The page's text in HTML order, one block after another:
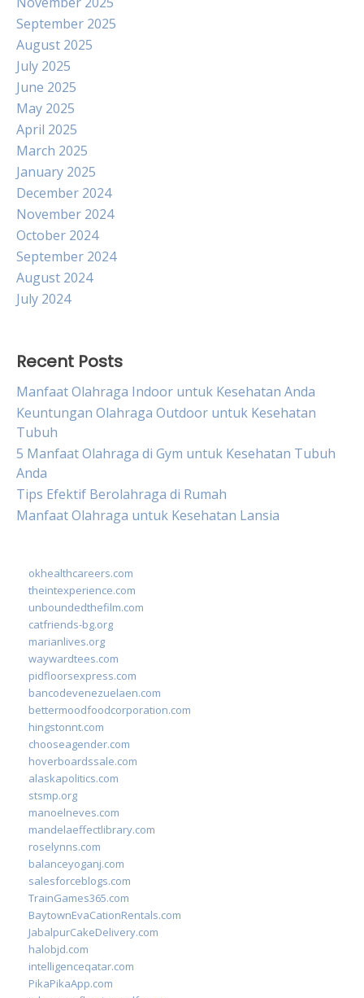
September 2025
August 2025
July 2025
June 2025
May 2025
April 2025
March 2025
January 2025
December 2024
November 2024
October 2024
September 2024
August 2024
July 2024
Recent Posts
Manfaat Olahraga Indoor untuk Kesehatan Anda
Keuntungan Olahraga Outdoor untuk Kesehatan
Tubuh
5 Manfaat Olahraga di Gym untuk Kesehatan Tubuh
Anda
Tips Efektif Berolahraga di Rumah
Manfaat Olahraga untuk Kesehatan Lansia
okhealthcareers.com
theintexperience.com
unboundedthefilm.com
catfriends-bg.org
marianlives.org
waywardtees.com
pidfloorsexpress.com
bancodevenezuelaen.com
bettermoodfoodcorporation.com
hingstonnt.com
chooseagender.com
hoverboardssale.com
alaskapolitics.com
stsmp.org
manoelneves.com
mandelaeffectlibrary.com
roselynns.com
balanceyoganj.com
salesforceblogs.com
TrainGames365.com
BaytownEvaCationRentals.com
JabalpurCakeDelivery.com
halobjd.com
intelligenceqatar.com
PikaPikaApp.com